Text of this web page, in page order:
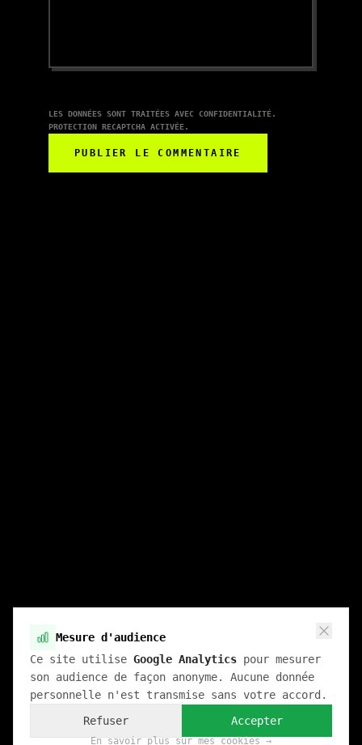
LES DONNÉES SONT TRAITÉES AVEC CONFIDENTIALITÉ.
PROTECTION RECAPTCHA ACTIVÉE.
PUBLIER LE COMMENTAIRE
Mesure d'audience
Ce site utilise Google Analytics pour mesurer
son audience de façon anonyme. Aucune donnée
personnelle n'est transmise sans votre accord.
Refuser
Accepter
En savoir plus sur mes cookies →